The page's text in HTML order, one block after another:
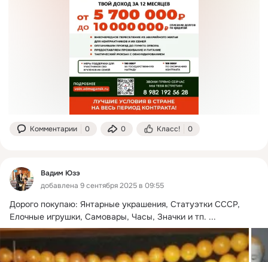
Комментарии 0 0 Класс! 0
Вадим Юзэ
добавлена 9 сентября 2025 в 09:55
Дорого покупаю: Янтарные украшения, Статуэтки СССР,
Елочные игрушки, Самовары, Часы, Значки и тп. ...